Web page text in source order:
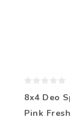
8x4 Deo
Pink